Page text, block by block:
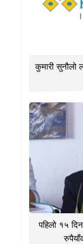
कुमारी सुनौलो
पहिलो १५